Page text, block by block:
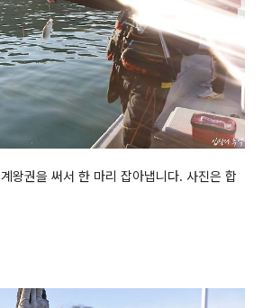
계왕권을 써서 한 마리 잡아냅니다. 사진은 합